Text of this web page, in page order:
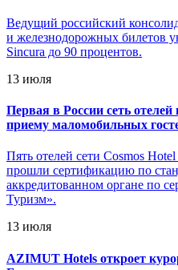
Ведущий российский
и железнодорожных билетов
Sincura до 90 процентов.
13 июля
Первая в России сеть отелей
приему маломобильных
Пять отелей сети Cosmos
прошли сертификацию по
аккредитованном органе по
Туризм».
13 июля
AZIMUT Hotels откроет